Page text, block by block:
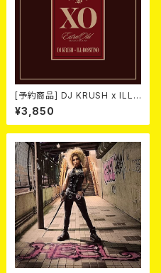
[予約商品] DJ KRUSH x ILL-
BOSSTINO / XO (CD)(通常
盤) 2026年8月5日発売！
¥3,850